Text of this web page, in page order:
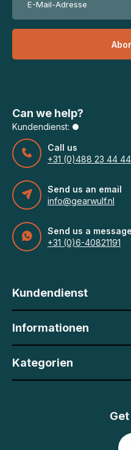
Can we help?
Kundendienst:
Call us
+31 (0)488 23 44 44
Send us an email
info@gearwulf.nl
Send us a message
+31 (0)6-40821191
Kundendienst
Informationen
Kategorien